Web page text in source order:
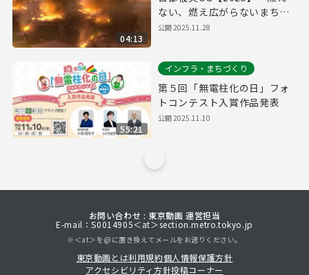
04:13
ない、燃え広がらないまちへ
～
公開2025.11.28
55:21
インフラ・まちづくり
第５回「無電柱化の日」フォ
トコンテスト入賞作品発表
公開2025.11.10
お問い合わせ : 東京動画 運営担当
E-mail：S0014905＜at＞section.metro.tokyo.jp
※＜at＞を@に置き換えてメールをお送りください。
東京動画とは利用規約個人情報保護方針
アクセシビリティ方針投稿コーナー